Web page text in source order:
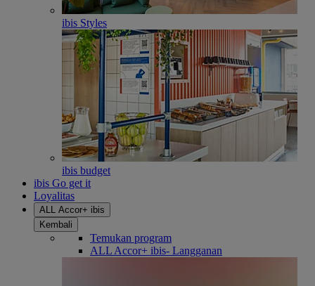
ibis Styles
ibis budget
ibis Go get it
Loyalitas
ALL Accor+ ibis
Kembali
Temukan program
ALL Accor+ ibis- Langganan